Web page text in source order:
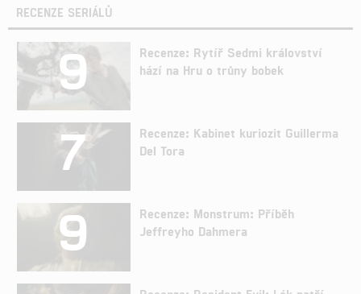
RECENZE SERIÁLŮ
9
Recenze: Rytíř Sedmi království
hází na Hru o trůny bobek
7
Recenze: Kabinet kuriozit Guillerma
Del Tora
9
Recenze: Monstrum: Příběh
Jeffreyho Dahmera